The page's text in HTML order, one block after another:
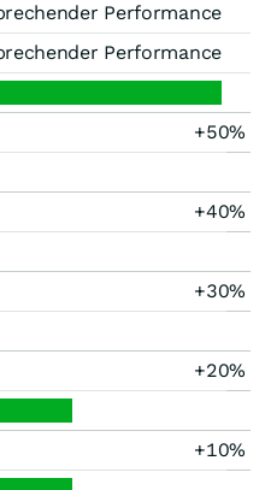
Performance
Performance
+50%
+40%
+30%
+20%
+10%